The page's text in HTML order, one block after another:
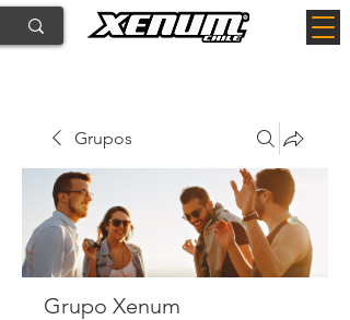
Grupos
Grupo Xenum